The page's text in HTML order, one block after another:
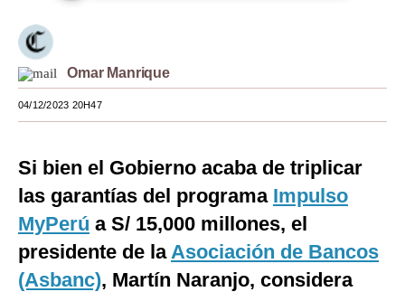
Mundo
EEUU
México
España
Internacional
Tecnología
Club del Suscriptor
Omar Manrique
04/12/2023 20H47
Si bien el Gobierno acaba de triplicar
las garantías del programa Impulso
MyPerú a S/ 15,000 millones, el
presidente de laAsociación de Bancos
(Asbanc), Martín Naranjo, considera